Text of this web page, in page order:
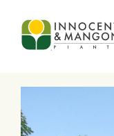
Skip to main content